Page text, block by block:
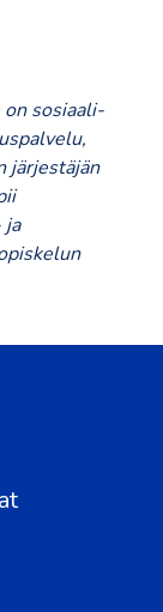
on sosiaali-
järjestäjän
ja